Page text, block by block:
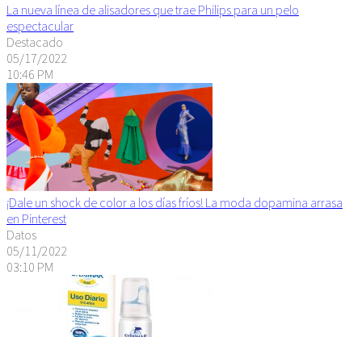
La nueva línea de alisadores que trae Philips para un pelo
espectacular
Destacado
05/17/2022
10:46 PM
¡Dale un shock de color a los días fríos! La moda dopamina arrasa
en Pinterest
Datos
05/11/2022
03:10 PM